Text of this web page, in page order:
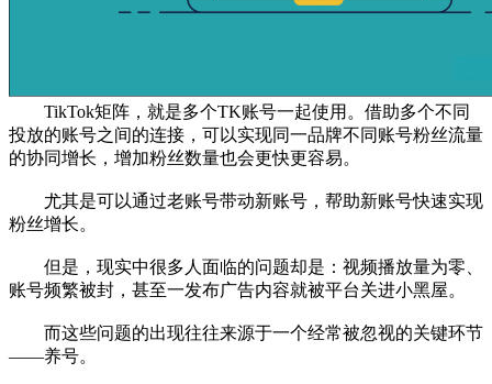
TikTok矩阵，就是多个TK账号一起使用。借助多个不同
投放的账号之间的连接，可以实现同一品牌不同账号粉丝流量
的协同增长，增加粉丝数量也会更快更容易。
尤其是可以通过老账号带动新账号，帮助新账号快速实现
粉丝增长。
但是，现实中很多人面临的问题却是：视频播放量为零、
账号频繁被封，甚至一发布广告内容就被平台关进小黑屋。
而这些问题的出现往往来源于一个经常被忽视的关键环节
——养号。